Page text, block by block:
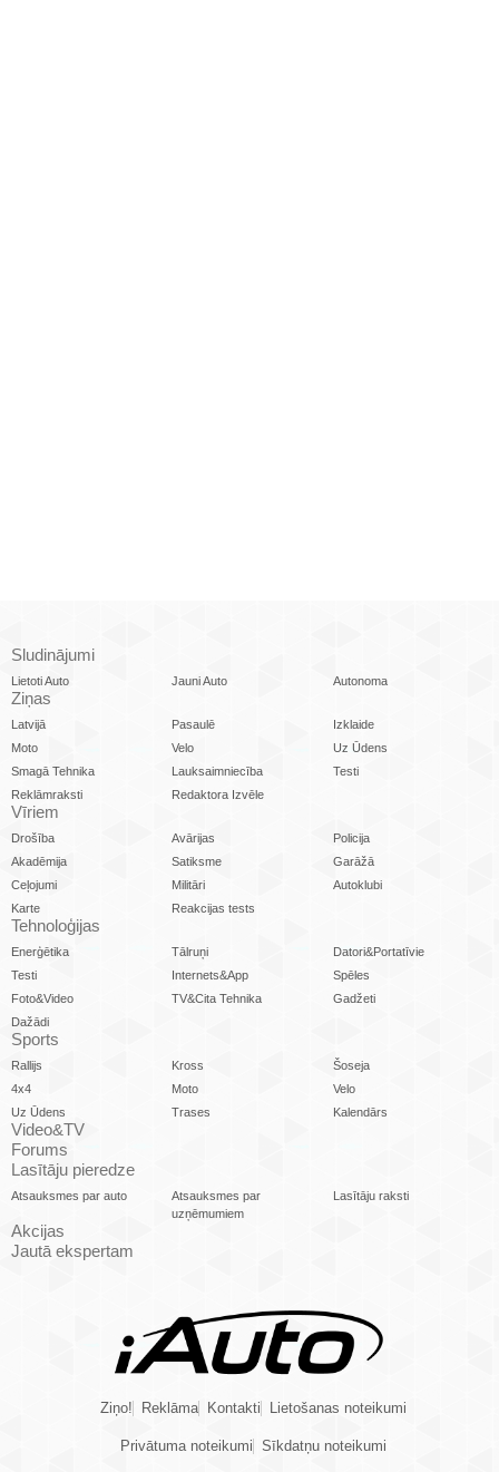
Sludinājumi
Lietoti Auto Jauni Auto Autonoma
Ziņas
Latvijā Pasaulē
Izklaide
Moto
Velo
Uz Ūdens
Smagā Tehnika
Lauksaimniecība
Testi
Reklāmraksti
Redaktora Izvēle
Vīriem
Drošība Avārijas
Policija
Akadēmija
Satiksme
Garāžā
Ceļojumi
Militāri
Autoklubi
Karte
Reakcijas tests
Tehnoloģijas
Enerģētika Tālruņi
Datori&Portatīvie
Testi
Internets&App
Spēles
Foto&Video
TV&Cita Tehnika
Gadžeti
Dažādi
Sports
Rallijs Kross
Šoseja
4x4
Moto
Velo
Uz Ūdens
Trases Kalendārs
Video&TV
Forums
Lasītāju pieredze
Atsauksmes par auto
Atsauksmes par
uzņēmumiem
Lasītāju raksti
Akcijas
Jautā ekspertam
Ziņo! Reklāma Kontakti Lietošanas noteikumi
Privātuma noteikumi Sīkdatņu noteikumi